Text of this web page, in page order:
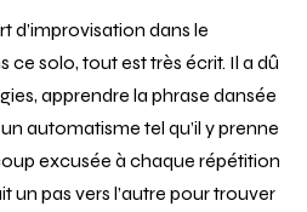
d’improvisation dans le
ce solo, tout est très écrit. Il a dû
apprendre la phrase dansée
automatisme tel qu’il y prenne
excusée à chaque répétition
un pas vers l’autre pour trouver